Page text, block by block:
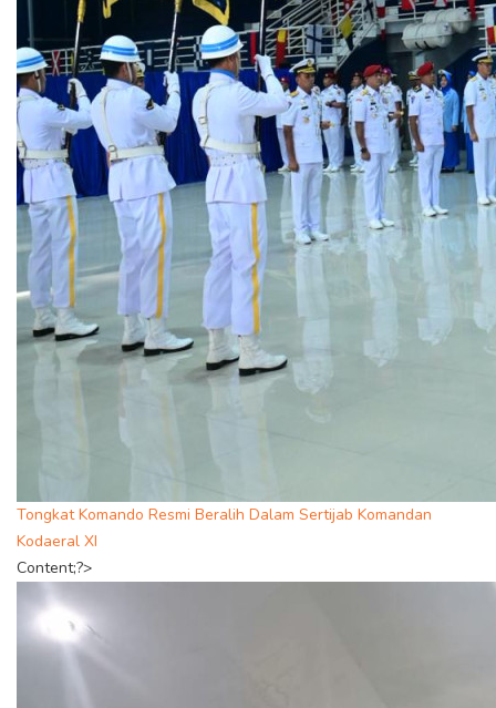
Tongkat Komando Resmi Beralih Dalam Sertijab Komandan
Kodaeral XI
Content;?>